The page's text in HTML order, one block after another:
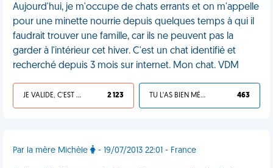
Aujourd'hui, je m'occupe de chats errants et on m'appelle
pour une minette nourrie depuis quelques temps à qui il
faudrait trouver une famille, car ils ne peuvent pas la
garder à l'intérieur cet hiver. C'est un chat identifié et
recherché depuis 3 mois sur internet. Mon chat. VDM
JE VALIDE, C'EST UNE VDM 2 123 TU L'AS BIEN MÉRITÉ 463
Par la mère Michèle - 19/07/2013 22:01 - France